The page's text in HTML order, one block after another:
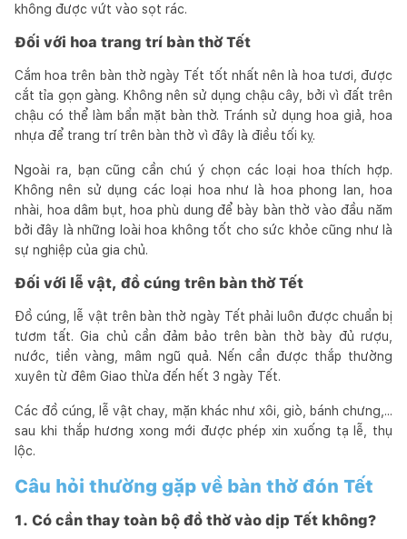
không được vứt vào sọt rác.
Đối với hoa trang trí bàn thờ Tết
Cắm hoa trên bàn thờ ngày Tết tốt nhất nên là hoa tươi, được
cắt tỉa gọn gàng. Không nên sử dụng chậu cây, bởi vì đất trên
chậu có thể làm bẩn mặt bàn thờ. Tránh sử dụng hoa giả, hoa
nhựa để trang trí trên bàn thờ vì đây là điều tối kỵ.
Ngoài ra, bạn cũng cần chú ý chọn các loại hoa thích hợp.
Không nên sử dụng các loại hoa như là hoa phong lan, hoa
nhài, hoa dâm bụt, hoa phù dung để bày bàn thờ vào đầu năm
bởi đây là những loài hoa không tốt cho sức khỏe cũng như là
sự nghiệp của gia chủ.
Đối với lễ vật, đồ cúng trên bàn thờ Tết
Đồ cúng, lễ vật trên bàn thờ ngày Tết phải luôn được chuẩn bị
tươm tất. Gia chủ cần đảm bảo trên bàn thờ bày đủ rượu,
nước, tiền vàng, mâm ngũ quả. Nến cần được thắp thường
xuyên từ đêm Giao thừa đến hết 3 ngày Tết.
Các đồ cúng, lễ vật chay, mặn khác như xôi, giò, bánh chưng,...
sau khi thắp hương xong mới được phép xin xuống tạ lễ, thụ
lộc.
Câu hỏi thường gặp về bàn thờ đón Tết
1. Có cần thay toàn bộ đồ thờ vào dịp Tết không?